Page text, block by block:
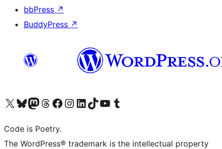
bbPress ↗
BuddyPress ↗
Visita il nostro account X (ex Twitter)
Visita il nostro account Bluesky
Visita il nostro account Mastodon
Visita il nostro account Threads
Visita la nostra pagina Facebook
Visita il nostro account Instagram
Visita il nostro account LinkedIn
Visita il nostro account TikTok
Visita il nostro canale YouTube
Visita il nostro account Tumblr
Code is Poetry.
The WordPress® trademark is the intellectual property